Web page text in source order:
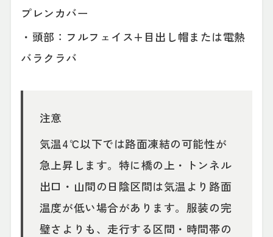
プレンカバー
・頭部：フルフェイス+目出し帽または電熱
バラクラバ
注意
気温4℃以下では路面凍結の可能性が
急上昇します。特に橋の上・トンネル
出口・山間の日陰区間は気温より路面
温度が低い場合があります。服装の完
璧さよりも、走行する区間・時間帯の